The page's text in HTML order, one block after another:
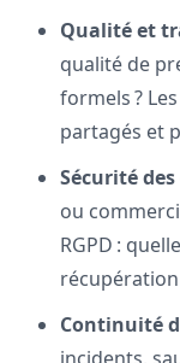
Qualité et
qualité de
formels ?
partagés et
Sécurité
ou
RGPD :
récupération
Continuité